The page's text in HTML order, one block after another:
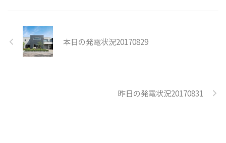
本日の発電状況20170829
昨日の発電状況20170831